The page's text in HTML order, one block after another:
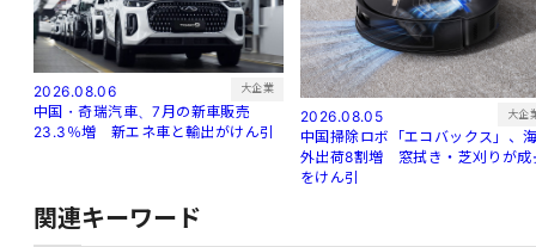
2026.08.06 大企業
中国・奇瑞汽車、7月の新車販売
23.3％増 新エネ車と輸出がけん引
2026.08.05 大企
中国掃除ロボ「エコバックス」、
外出荷8割増 窓拭き・芝刈りが成
をけん引
関連キーワード